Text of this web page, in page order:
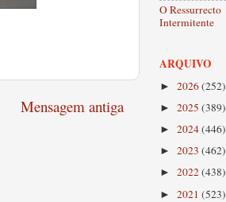
Mensagem antiga
O Ressurrecto
Intermitente
ARQUIVO
► 2026(252)
► 2025 (389)
► 2024(446)
► 2023 (462)
► 2022(438)
► 2021 (523)